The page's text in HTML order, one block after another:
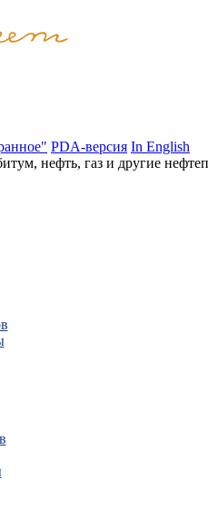
PDA-версия In English
нефть, газ и другие